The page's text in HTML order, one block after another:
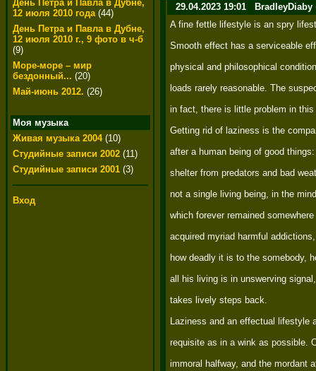
День Петра и Павла в Дубне,
12 июля 2010 года(44)
День Петра и Павла в Дубне,
12 июля 2010 г., 9 фото в ч-б
(9)
Море-море – мир
бездонный... (20)
Май-июнь 2012. (26)
Моя музыка
Живая музыка 2004(10)
Студийные записи 2002 (11)
Студийные записи 2001 (3)
Вход
29.04.2023 19:01 BradleyDiaby
A fine fettle lifestyle is an spry
Smooth effect has a serviceable
physical and philosophical
loads rarely reasonable. The
in fact, there is little problem in
Getting rid of laziness is the
after a human being of good
shelter from predators and bad
not a single living being, in the
which forever remained
acquired myriad harmful
how deadly it is to the somebody,
all his living is in unswerving
takes lively steps back.
Laziness and an effectual lifestyle
requisite as in a wink as possible.
immoral halfway, and the mordant